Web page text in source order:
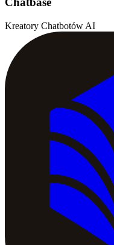
Kreatory Chatbotów AI